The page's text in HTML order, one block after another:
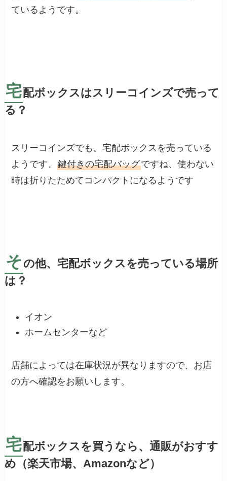
ているようです。
宅配ボックスはスリーコインズで売って
る？
スリーコインズでも。宅配ボックスを売っている
ようです、鍵付きの宅配バッグですね、使わない
時は折りたためてコンパクトになるようです
そ の他、宅配ボックスを売っている場所
は？
イオン
ホームセンターなど
店舗によっては在庫状況が異なりますので、お店
の方へ確認をお願いします。
宅配ボックスを買うなら、通販がおすす
め（楽天市場、Amazonなど）